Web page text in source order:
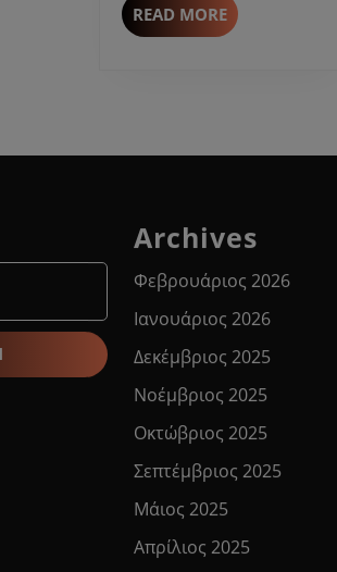
READ MOREREAD
MORE
Archives
Φεβρουάριος 2026
Ιανουάριος 2026
Δεκέμβριος 2025
Νοέμβριος 2025
Οκτώβριος 2025
Σεπτέμβριος 2025
Μάιος 2025
Απρίλιος 2025